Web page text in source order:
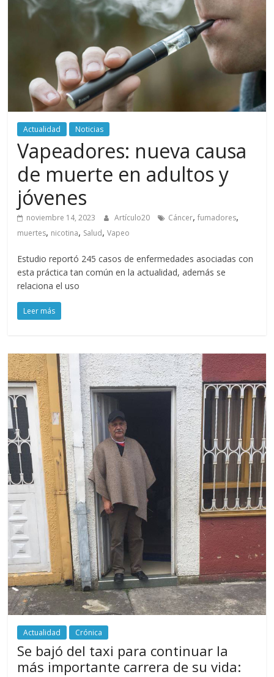
periodismo
Politécnico
Grancolombiano
Actualidad Noticias
Vapeadores: nueva causa
de muerte en adultos y
jóvenes
noviembre 14, 2023 Artículo20 Cáncer,fumadores,
muertes, nicotina, Salud,Vapeo
Estudio reportó 245 casos de enfermedades asociadas con
esta práctica tan común en la actualidad, además se
relaciona el uso
Leer más
Actualidad Crónica
Se bajó del taxi para continuar la
más importante carrera de su vida: